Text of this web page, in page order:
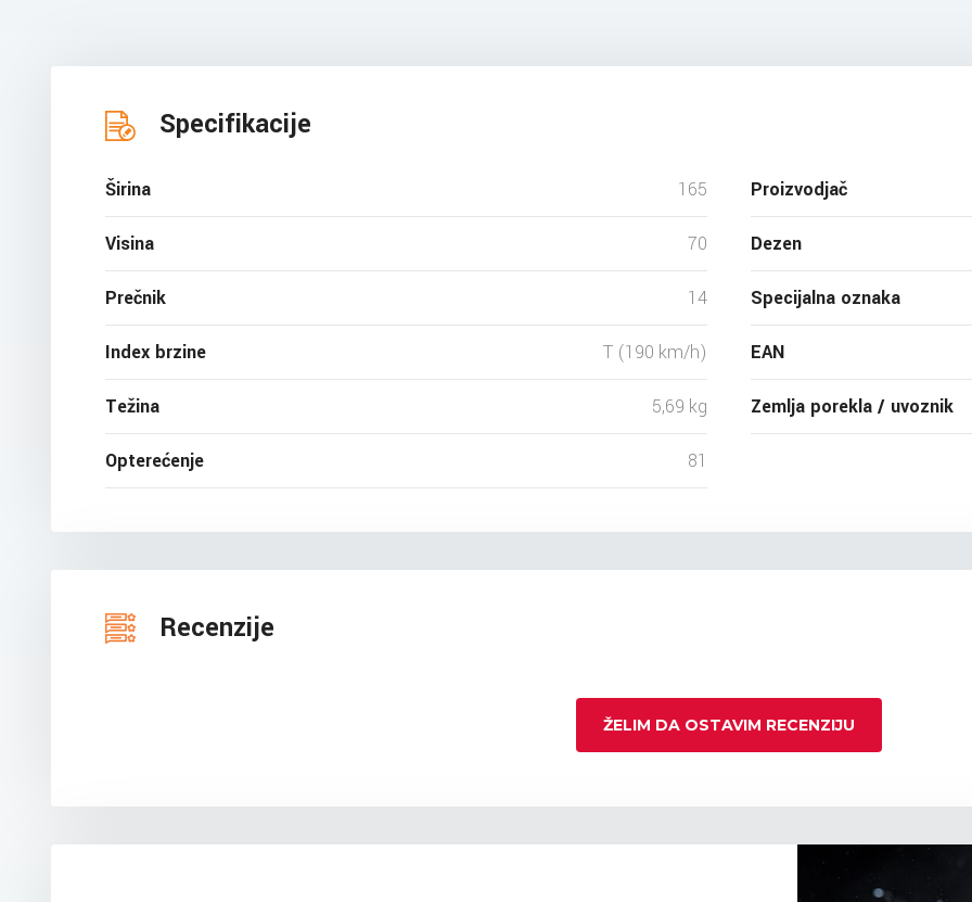
Specifikacije
Širina 165
Visina 70
Prečnik 14
Index brzine T (190 km/h)
Težina 5,69 kg
Opterećenje 81
Proizvodjač
Dezen
Specijalna oznaka
EAN
Zemlja porekla / uvoznik
Recenzije
ŽELIM DA OSTAVIM RECENZIJU